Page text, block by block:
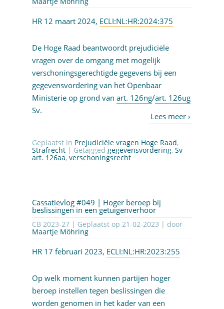
HR 12 maart 2024, ECLI:NL:HR:2024:375
De Hoge Raad beantwoordt prejudiciële
vragen over de omgang met mogelijk
verschoningsgerechtigde gegevens bij een
gegevensvordering van het Openbaar
Ministerie op grond van art. 126ng/art. 126ug
Sv.
Geplaatst in Prejudiciële vragen Hoge Raad,
Strafrecht | Getagged gegevensvordering, Sv
art. 126aa, verschoningsrecht
Cassatievlog #049 | Hoger beroep bij
beslissingen in een getuigenverhoor
CB 2023-27 | Geplaatst op 21-02-2023 | door
Maartje Möhring
HR 17 februari 2023, ECLI:NL:HR:2023:255
Op welk moment kunnen partijen hoger
beroep instellen tegen beslissingen die
worden genomen in het kader van een